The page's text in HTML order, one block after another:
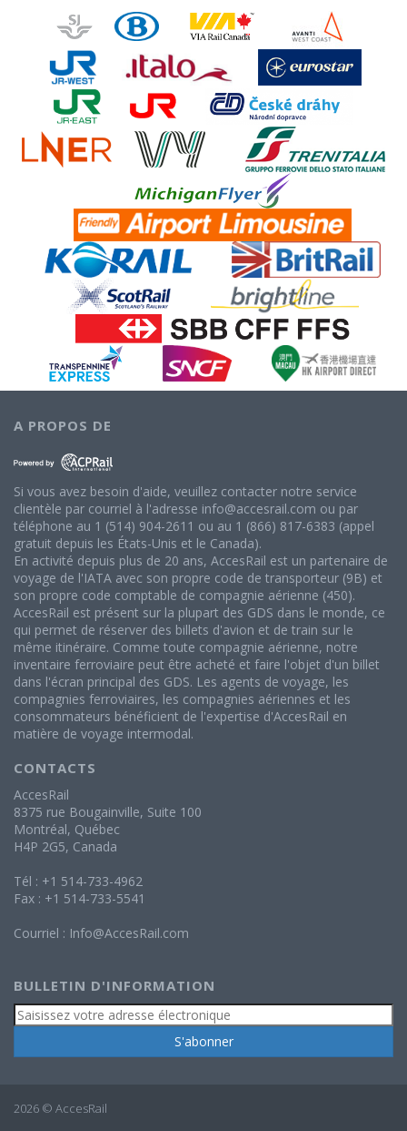
A PROPOS DE
Si vous avez besoin d'aide, veuillez contacter notre service
clientèle par courriel à l'adresse info@accesrail.com ou par
téléphone au 1 (514) 904-2611 ou au 1 (866) 817-6383 (appel
gratuit depuis les États-Unis et le Canada).
En activité depuis plus de 20 ans, AccesRail est un partenaire de
voyage de l'IATA avec son propre code de transporteur (9B) et
son propre code comptable de compagnie aérienne (450).
AccesRail est présent sur la plupart des GDS dans le monde, ce
qui permet de réserver des billets d'avion et de train sur le
même itinéraire. Comme toute compagnie aérienne, notre
inventaire ferroviaire peut être acheté et faire l'objet d'un billet
dans l'écran principal des GDS. Les agents de voyage, les
compagnies ferroviaires, les compagnies aériennes et les
consommateurs bénéficient de l'expertise d'AccesRail en
matière de voyage intermodal.
CONTACTS
AccesRail
8375 rue Bougainville, Suite 100
Montréal, Québec
H4P 2G5, Canada
Tél : +1 514-733-4962
Fax : +1 514-733-5541
Courriel : Info@AccesRail.com
BULLETIN D'INFORMATION
2026 © AccesRail